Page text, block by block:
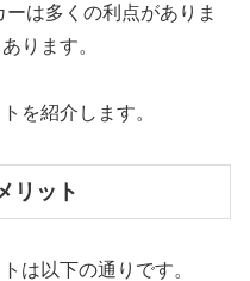
は多くの利点がありま
ります。
を紹介します。
リット
は以下の通りです。